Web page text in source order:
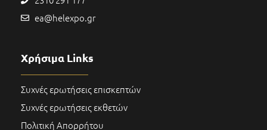
ea@helexpo.gr
Χρήσιμα Links
Συχνές ερωτήσεις επισκεπτών
Συχνές ερωτήσεις εκθετών
Πολιτική Απορρήτου